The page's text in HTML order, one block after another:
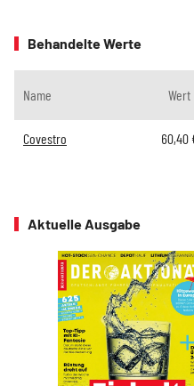
Behandelte Werte
Name Wert
Covestro 60,40
Aktuelle Ausgabe